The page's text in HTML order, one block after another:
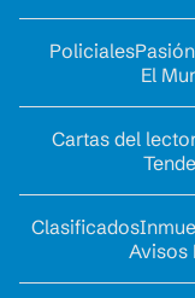
Policiales
El
Cartas del
Clasificados
Avisos